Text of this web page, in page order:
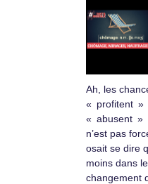
Ah, les
« profitent »
« abusent » !
n’est pas
osait se dire
moins dans
changement